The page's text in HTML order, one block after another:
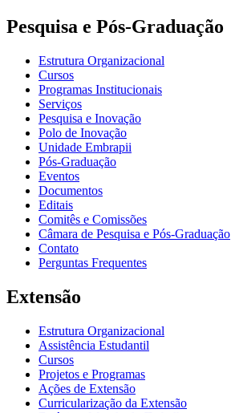
Pesquisa e Pós-Graduação
Estrutura Organizacional
Cursos
Programas Institucionais
Serviços
Pesquisa e Inovação
Polo de Inovação
Unidade Embrapii
Pós-Graduação
Eventos
Documentos
Editais
Comitês e Comissões
Câmara de Pesquisa e Pós-Graduação
Contato
Perguntas Frequentes
Extensão
Estrutura Organizacional
Assistência Estudantil
Cursos
Projetos e Programas
Ações de Extensão
Curricularização da Extensão